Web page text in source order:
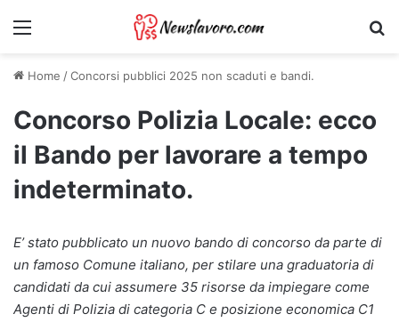
Menu
Home /Concorsi pubblici 2025 non scaduti e bandi.
Concorso Polizia Locale: ecco
il Bando per lavorare a tempo
indeterminato.
E’ stato pubblicato un nuovo bando di concorso da parte di
un famoso Comune italiano, per stilare una graduatoria di
candidati da cui assumere 35 risorse da impiegare come
Agenti di Polizia di categoria C e posizione economica C1